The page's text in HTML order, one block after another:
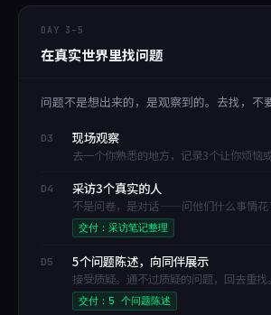
DAY 3–5
在真实世界里找问题
问题不是想出来的，是观察到的。去找，不
D3 现场观察
去一个你熟悉的地方，记录3个让你烦恼
D4 采访3个真实的人
不是问卷，是对话——问他们什么事情花
交付：采访笔记整理
D5 5个问题陈述，向同伴展示
接受质疑。通不过质疑的问题，回去重找。
交付：5 个问题陈述